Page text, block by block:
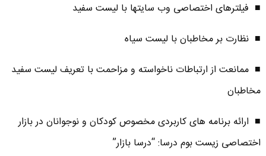
■ فیلترهای اختصاصی وب­ سایت­ها با لیست سفید
■ نظارت بر مخاطبان با لیست سیاه
■ ممانعت از ارتباطات ناخواسته و مزاحمت با تعریف لیست سفید
مخاطبان
■ ارائه برنامه­ های کاربردی مخصوص کودکان و نوجوانان در بازار
اختصاصی زیست­ بوم درسا: “درسا بازار”